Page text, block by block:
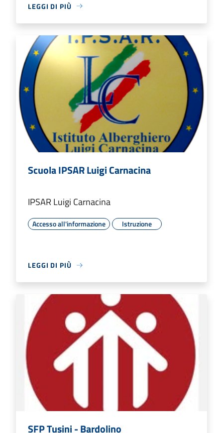
LEGGI DI PIÙ
Scuola IPSAR Luigi Carnacina
IPSAR Luigi Carnacina
Accesso all'informazione Istruzione
LEGGI DI PIÙ
SFP Tusini - Bardolino